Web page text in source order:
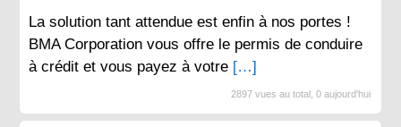
La solution tant attendue est enfin à nos portes !
BMA Corporation vous offre le permis de conduire
à crédit et vous payez à votre […]
2897 vues au total, 0 aujourd'hui